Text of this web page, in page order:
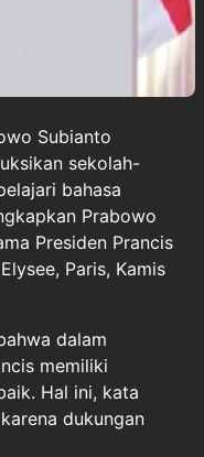
Subianto
sekolah-
bahasa
Prabowo
Presiden Prancis
Paris, Kamis
dalam
memiliki
Hal ini, kata
dukungan